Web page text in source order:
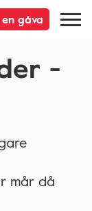
gåva
-
mår då